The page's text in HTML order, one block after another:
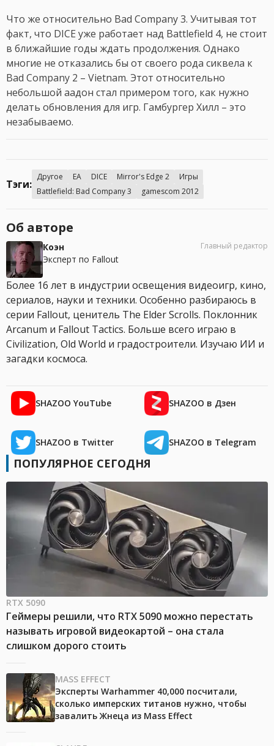
Что же относительно Bad Company 3. Учитывая тот
факт, что DICE уже работает над Battlefield 4, не стоит
в ближайшие годы ждать продолжения. Однако
многие не отказались бы от своего рода сиквела к
Bad Company 2 – Vietnam. Этот относительно
небольшой аадон стал примером того, как нужно
делать обновления для игр. Гамбургер Хилл – это
незабываемо.
Тэги:
Другое EA DICE Mirror's Edge 2
Игры
Battlefield: Bad Company 3
gamescom 2012
Об авторе
Коэн
Эксперт по Fallout
Главный редактор
Более 16 лет в индустрии освещения видеоигр, кино,
сериалов, науки и техники. Особенно разбираюсь в
серии Fallout, ценитель The Elder Scrolls. Поклонник
Arcanum и Fallout Tactics. Больше всего играю в
Civilization, Old World и градостроители. Изучаю ИИ и
загадки космоса.
SHAZOO YouTube SHAZOO в Дзен
SHAZOO в Twitter SHAZOO в Telegram
ПОПУЛЯРНОЕ СЕГОДНЯ
RTX 5090
Геймеры решили, что RTX 5090 можно перестать
называть игровой видеокартой – она стала
слишком дорого стоить
MASS EFFECT
Эксперты Warhammer 40,000 посчитали,
сколько имперских титанов нужно, чтобы
завалить Жнеца из Mass Effect